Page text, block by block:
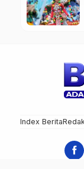
Index Berita